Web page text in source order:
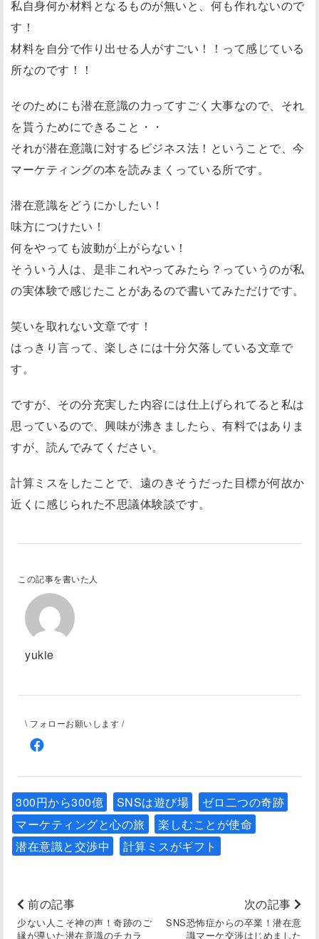
私自身何か材料となるものが無いと、何も作れないので
す！
材料を自分で作り出せる人がすごい！！って感じている
所なのです！！
そのためにも潜在意識の力ってすごく大事なので、それ
を貰うためにできること・・
それが潜在意識に対するビジネス法！ということで、今
マーケティングの本を読みまくっている所です。
潜在意識をどうにかしたい！
味方につけたい！
何をやっても波動が上がらない！
そういう人は、是非これやってみたら？っていうのが私
の実体験で感じたことがあるので書いてみただけです。
笑いを取れない文章です！
はっきり言って、楽しさには十分欠落している文章で
す。
ですが、その分充実した内容には仕上げられてると私は
思っているので、興味が沸きましたら、有料ではありま
すが、読んでみてください。
計算ミスをしたことで、遠のきそうだった目標が何故か
近くに感じられた不思議体験談です。
この記事を書いた人
yukie
\ フォローお願いします /
300円から300億 SNSは遊び場
ゼロ二つの奇跡
マーケティングと心の旅
楽しむことが使命
潜在意識と交渉中
計算ミスがギフト
前の記事
少ない人こそ神の声！奇跡のご
縁が導いた潜在意識のチカラ
次の記事
SNS恐怖症からの卒業！潜在意
識マーケ交渉はじめました